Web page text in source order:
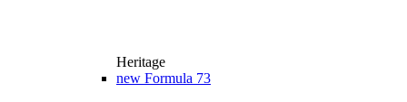
Heritage
new Formula 73